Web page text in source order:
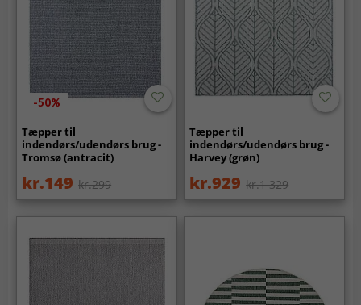
-50%
Tæpper til
indendørs/udendørs brug -
Tromsø (antracit)
kr.149 kr.299
Tæpper til
indendørs/udendørs brug -
Harvey (grøn)
kr.929 kr.1 329